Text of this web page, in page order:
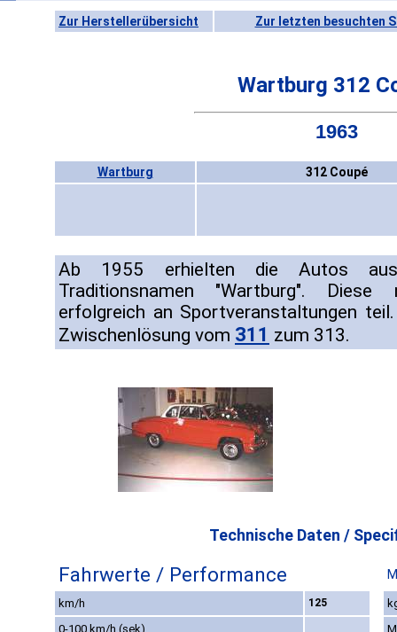
Zur Herstellerübersicht Zur letzten besuchten
Wartburg 312
1963
Wartburg 312 Coupé
Ab 1955 erhielten die Autos
Traditionsnamen "Wartburg".
erfolgreich an Sportveranstaltungen
Zwischenlösung vom 311 zum 313.
Technische Daten /
Fahrwerte / Performance
km/h 125
0-100 km/h (sek)